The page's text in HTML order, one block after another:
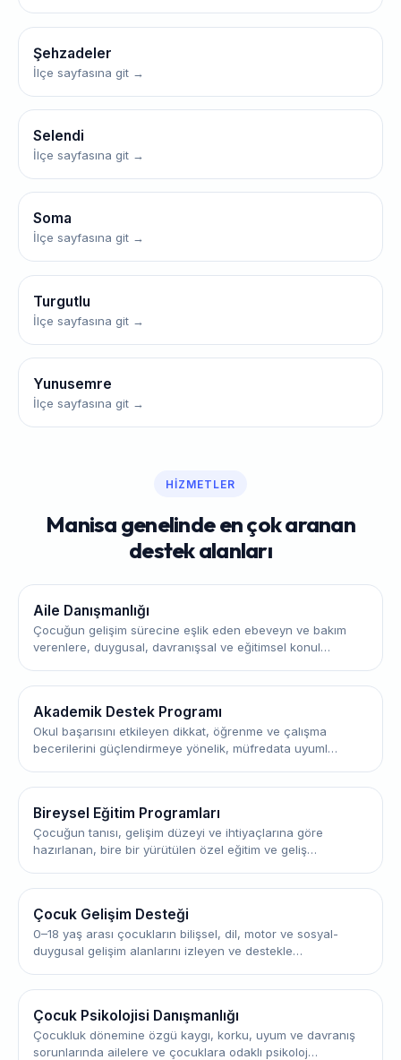
Şehzadeler
İlçe sayfasına git →
Selendi
İlçe sayfasına git →
Soma
İlçe sayfasına git →
Turgutlu
İlçe sayfasına git →
Yunusemre
İlçe sayfasına git →
HIZMETLER
Manisa genelinde en çok aranan
destek alanları
Aile Danışmanlığı
Çocuğun gelişim sürecine eşlik eden ebeveyn ve bakım
verenlere, duygusal, davranışsal ve eğitimsel konul…
Akademik Destek Programı
Okul başarısını etkileyen dikkat, öğrenme ve çalışma
becerilerini güçlendirmeye yönelik, müfredata uyuml…
Bireysel Eğitim Programları
Çocuğun tanısı, gelişim düzeyi ve ihtiyaçlarına göre
hazırlanan, bire bir yürütülen özel eğitim ve geliş…
Çocuk Gelişim Desteği
0–18 yaş arası çocukların bilişsel, dil, motor ve sosyal-
duygusal gelişim alanlarını izleyen ve destekle…
Çocuk Psikolojisi Danışmanlığı
Çocukluk dönemine özgü kaygı, korku, uyum ve davranış
sorunlarında ailelere ve çocuklara odaklı psikoloj…